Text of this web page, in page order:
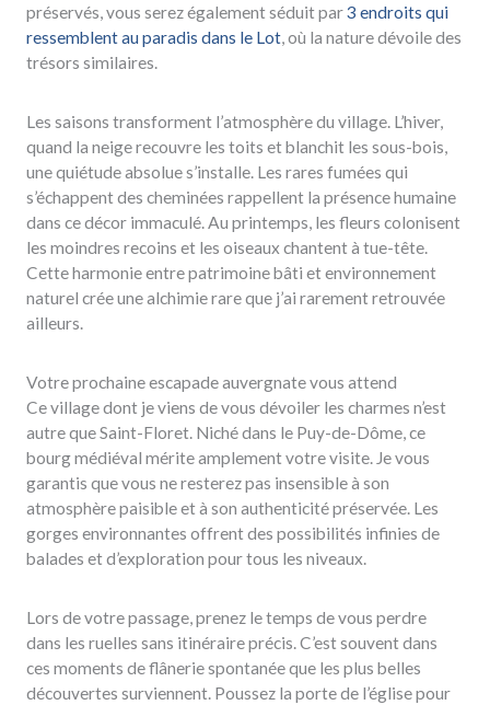
préservés, vous serez également séduit par3 endroits qui
ressemblent au paradis dans le Lot, où la nature dévoile des
trésors similaires.
Les saisons transforment l’atmosphère du village. L’hiver,
quand la neige recouvre les toits et blanchit les sous-bois,
une quiétude absolue s’installe. Les rares fumées qui
s’échappent des cheminées rappellent la présence humaine
dans ce décor immaculé. Au printemps, les fleurs colonisent
les moindres recoins et les oiseaux chantent à tue-tête.
Cette harmonie entre patrimoine bâti et environnement
naturel crée une alchimie rare que j’ai rarement retrouvée
ailleurs.
Votre prochaine escapade auvergnate vous attend
Ce village dont je viens de vous dévoiler les charmes n’est
autre que Saint-Floret. Niché dans le Puy-de-Dôme, ce
bourg médiéval mérite amplement votre visite. Je vous
garantis que vous ne resterez pas insensible à son
atmosphère paisible et à son authenticité préservée. Les
gorges environnantes offrent des possibilités infinies de
balades et d’exploration pour tous les niveaux.
Lors de votre passage, prenez le temps de vous perdre
dans les ruelles sans itinéraire précis. C’est souvent dans
ces moments de flânerie spontanée que les plus belles
découvertes surviennent. Poussez la porte de l’église pour